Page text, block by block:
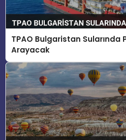
TPAO Bulgaristan Sularında
Arayacak